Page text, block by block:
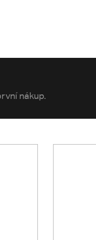
nákup.